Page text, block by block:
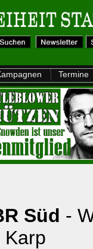
Termine
Süd -
Karp